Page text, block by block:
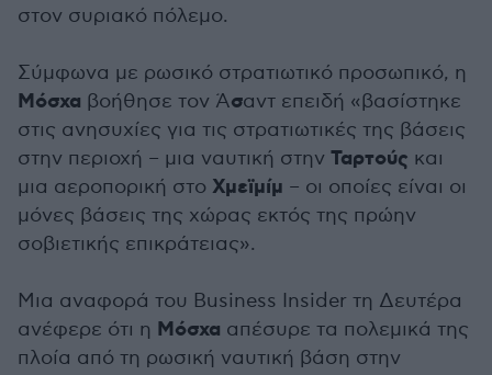
στον συριακό πόλεμο.
Σύμφωνα με ρωσικό στρατιωτικό προσωπικό, η
Μόσχα βοήθησε τον Άσαντ επειδή «βασίστηκε
στις ανησυχίες για τις στρατιωτικές της βάσεις
στην περιοχή – μια ναυτική στην Ταρτούς και
μια αεροπορική στο Χμεϊμίμ – οι οποίες είναι οι
μόνες βάσεις της χώρας εκτός της πρώην
σοβιετικής επικράτειας».
Μια αναφορά του Business Insider τη Δευτέρα
ανέφερε ότι η Μόσχα απέσυρε τα πολεμικά της
πλοία από τη ρωσική ναυτική βάση στην